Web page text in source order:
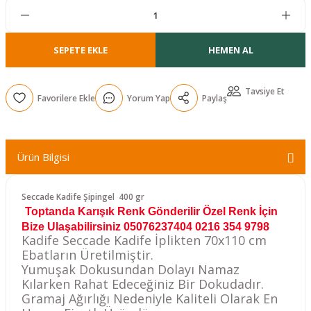
SEPETE EKLE HEMEN AL
Yorum Yap Paylaş
Tavsiye Et
Ürün Bilgisi
Seccade Kadife Şipingel 400 gr
Toptanda Karışık Renk Gönderilir Özel Renk İçin
Bize Ulaşabilirsiniz 05076237404 0216 354 9798
Kadife Seccade Kadife İplikten 70x110 cm
Ebatların Üretilmiştir.
Yumuşak Dokusundan Dolayı Namaz
Kılarken Rahat Edeceğiniz Bir Dokudadır.
Gramaj Ağırlığı Nedeniyle Kaliteli Olarak En